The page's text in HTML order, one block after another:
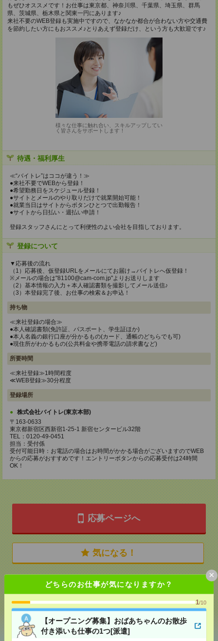
どちらのお仕事が気になりますか？
1/10
【オープニング募集】おばあちゃんのお散歩
付き添いも仕事の1つ[派遣]
×
もぜひオススメです！お仕事は東京都、神奈川県、千葉県、埼玉県、群馬
県、茨城県、栃木県と関東一円にあります♪
来社不要のWEB登録も実施中ですので、なかなか都合が合わない方や交通費
を節約したい方にもおススメ♪とりあえず登録だけ、という方も大歓迎です♪
様々な仕事に触れ合い、スキルアップしてい
く皆さんをサポートします！
待遇・福利厚生
≪“バイトレ”はココが違う！≫
●来社不要でWEBから登録！
●希望勤務日をスケジュール登録！
●サイトとメールのやり取りだけで就業開始可能！
●就業当日はサイトからボタンひとつで出勤報告！
●サイトから日払い・週払い申請！
登録スタッフさんにとって利便性のよい会社を目指しております。
登録について
▼応募後の流れ
（1）応募後、仮登録URLをメールにてお届け→バイトレへ仮登録！
※メールの場合は"81100@cam-com.jp"よりお送りします
（2）基本情報の入力＋本人確認書類を撮影してメール送信♪
（3）本登録完了後、お仕事の検索＆お申込！
持ち物
≪来社登録の場合≫
●本人確認書類(免許証、パスポート、学生証ほか)
●本人名義の銀行口座が分かるもの(カード、通帳のどちらでも可)
●現住所がわかるもの(公共料金や携帯電話の請求書など)
所要時間
≪来社登録≫1時間程度
≪WEB登録≫30分程度
登録場所
株式会社バイトレ(東京本部)
〒163-0633
東京都新宿区西新宿1-25-1 新宿センタービル32階
TEL：0120-49-0451
担当：受付係
受付可能日時：お電話の場合はお時間がかかる場合がございますのでWEB
からの応募がおすすめです！エントリーボタンからの応募受付は24時間
OK！
応募ページへ
気になる！
メール で送る LINEで送る
シェア ツイート ブックマーク